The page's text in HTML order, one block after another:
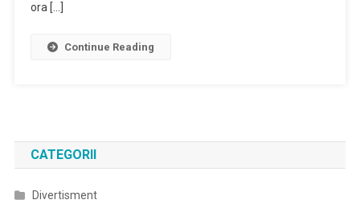
ora […]
Continue Reading
CATEGORII
Divertisment